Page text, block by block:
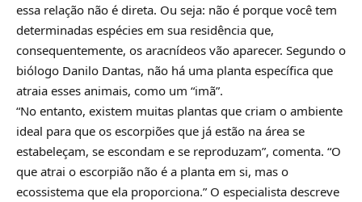
essa relação não é direta. Ou seja: não é porque você tem
determinadas espécies em sua residência que,
consequentemente, os aracnídeos vão aparecer. Segundo o
biólogo Danilo Dantas, não há uma planta específica que
atraia esses animais, como um “imã”.
“No entanto, existem muitas plantas que criam o ambiente
ideal para que os escorpiões que já estão na área se
estabeleçam, se escondam e se reproduzam”, comenta. “O
que atrai o escorpião não é a planta em si, mas o
ecossistema que ela proporciona.” O especialista descreve